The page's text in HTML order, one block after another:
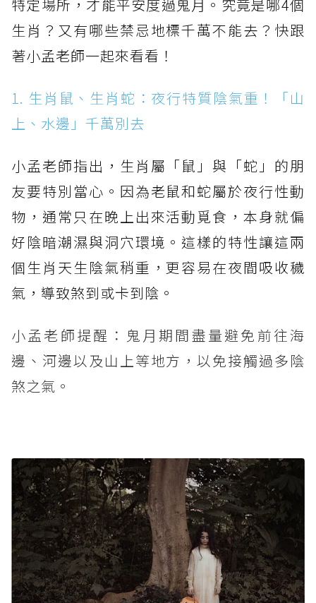
特定場所，才能平安度過鬼月。究竟是哪4個
生肖？又有哪些禁忌地標千萬不能去？快跟
著小孟老師一起來看看！
1. 生肖鼠、生肖蛇：夜行特質陰氣重！「山
上、水邊」千萬別去
小孟老師指出，生肖屬「鼠」與「蛇」的朋
友要特別當心。因為老鼠和蛇屬於夜行性動
物，通常只在晚上出來活動覓食，本身就偏
好陰暗潮濕與洞穴環境。這樣的特性讓這兩
個生肖天生陰氣稍重，更容易在夜間吸收穢
氣，導致煞到或卡到陰。
小孟老師提醒：鬼月期間盡量避免前往海
邊、河邊以及山上等地方，以免接觸過多陰
煞之氣。